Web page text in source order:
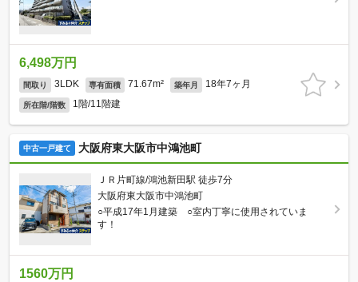
6,498万円
間取り 3LDK 専有面積 71.67m² 築年月 18年7ヶ月
所在階/階数 1階/11階建
中古一戸建て 大阪府東大阪市中鴻池町
ＪＲ片町線/鴻池新田駅 徒歩7分
大阪府東大阪市中鴻池町
○平成17年1月建築 ○室内丁寧に使用されていま
す！
1560万円